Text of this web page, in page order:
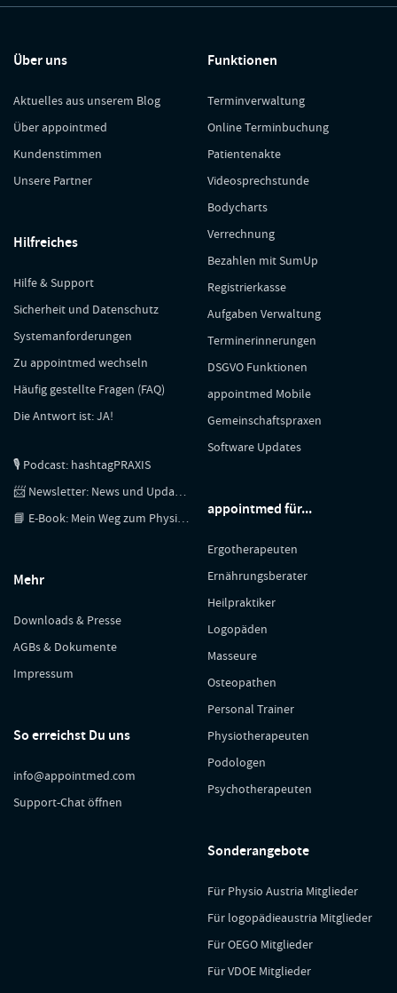
Über uns
Aktuelles aus unserem Blog
Über appointmed
Kundenstimmen
Unsere Partner
Hilfreiches
Hilfe & Support
Sicherheit und Datenschutz
Systemanforderungen
Zu appointmed wechseln
Häufig gestellte Fragen (FAQ)
Die Antwort ist: JA!
🎙 Podcast: hashtagPRAXIS
📨 Newsletter: News und Updates
📘 E-Book: Mein Weg zum Physiotherapeuten
Mehr
Downloads & Presse
AGBs & Dokumente
Impressum
So erreichst Du uns
info@appointmed.com
Support-Chat öffnen
Funktionen
Terminverwaltung
Online Terminbuchung
Patientenakte
Videosprechstunde
Bodycharts
Verrechnung
Bezahlen mit SumUp
Registrierkasse
Aufgaben Verwaltung
Terminerinnerungen
DSGVO Funktionen
appointmed Mobile
Gemeinschaftspraxen
Software Updates
appointmed für...
Ergotherapeuten
Ernährungsberater
Heilpraktiker
Logopäden
Masseure
Osteopathen
Personal Trainer
Physiotherapeuten
Podologen
Psychotherapeuten
Sonderangebote
Für Physio Austria Mitglieder
Für logopädieaustria Mitglieder
Für OEGO Mitglieder
Für VDOE Mitglieder